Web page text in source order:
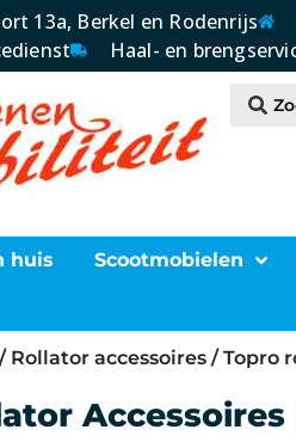
13a, Berkel en Rodenrijs
Haal- en
huis Scootmobielen
/ Rollator accessoires / Topro
Accessoires